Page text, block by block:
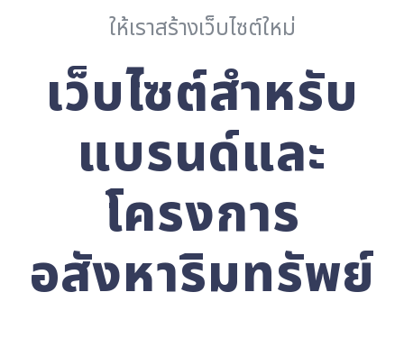
ให้เราสร้างเว็บไซต์ใหม่
เว็บไซต์สำหรับ
แบรนด์และ
โครงการ
อสังหาริมทรัพย์